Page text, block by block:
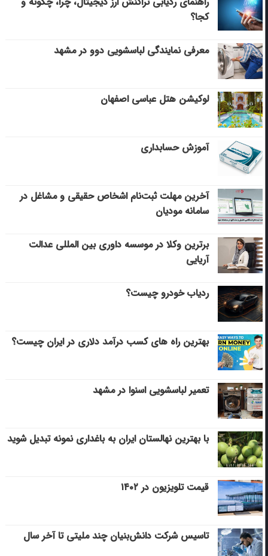
کجا؟
معرفی نمایندگی لباسشویی دوو در مشهد
لوکیشن هتل عباسی اصفهان
آموزش حسابداری
آخرین مهلت ثبت‌نام اشخاص حقیقی و مشاغل در
سامانه مودیان
برترین وکلا در موسسه داوری بین المللی عدالت
آریایی
ردیاب خودرو چیست؟
بهترین راه های کسب درآمد دلاری در ایران چیست؟
تعمیر لباسشویی اسنوا در مشهد
با بهترین نهالستان ایران به باغداری نمونه تبدیل شوید
قیمت تلویزیون در ۱۴۰۲
تاسیس شرکت دانش‌بنیان چند ملیتی تا آخر سال